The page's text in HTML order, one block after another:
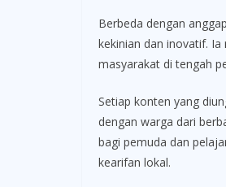
Berbeda dengan
kekinian dan inovatif.
masyarakat di tengah
Setiap konten yang
dengan warga dari
bagi pemuda dan
kearifan lokal.